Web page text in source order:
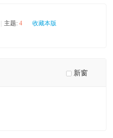
主题:4 收藏本版
新窗